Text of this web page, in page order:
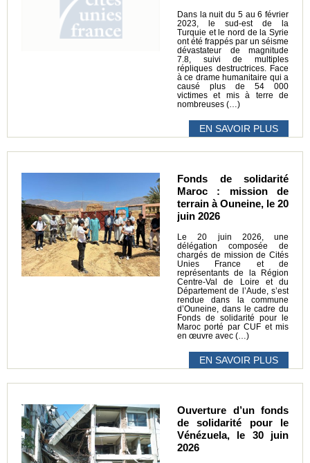
Dans la nuit du 5 au 6 février
2023, le sud-est de la
Turquie et le nord de la Syrie
ont été frappés par un séisme
dévastateur de magnitude
7.8, suivi de multiples
répliques destructrices. Face
à ce drame humanitaire qui a
causé plus de 54 000
victimes et mis à terre de
nombreuses (…)
EN SAVOIR PLUS
Fonds de solidarité
Maroc : mission de
terrain à Ouneine, le 20
juin 2026
Le 20 juin 2026, une
délégation composée de
chargés de mission de Cités
Unies France et de
représentants de la Région
Centre-Val de Loire et du
Département de l’Aude, s’est
rendue dans la commune
d’Ouneine, dans le cadre du
Fonds de solidarité pour le
Maroc porté par CUF et mis
en œuvre avec (…)
EN SAVOIR PLUS
Ouverture d’un fonds
de solidarité pour le
Vénézuela, le 30 juin
2026